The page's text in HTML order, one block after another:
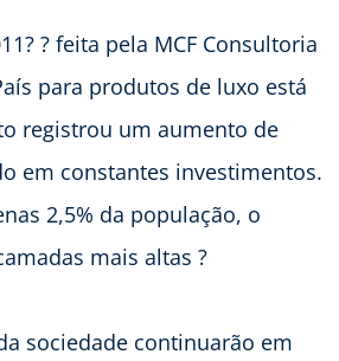
? feita pela MCF Consultoria
para produtos de luxo está
registrou um aumento de
em constantes investimentos.
2,5% da população, o
mais altas ?
sociedade continuarão em